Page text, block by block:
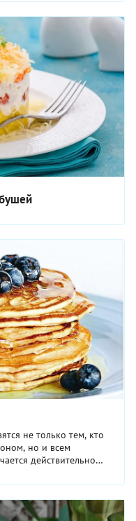
не только тем, кто
но и всем
действительно
его во ...